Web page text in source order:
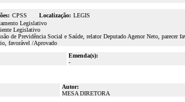
CPSS Localização: LEGIS
Legislativo
Legislativo
de Previdência Social e Saúde, relator Deputado Agenor Neto, parecer
favorável /Aprovado
Emenda(s):
-
Autor:
MESA DIRETORA